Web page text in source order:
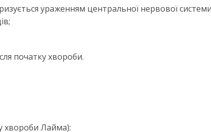
ураженням центральної нервової
початку хвороби.
хвороби Лайма):